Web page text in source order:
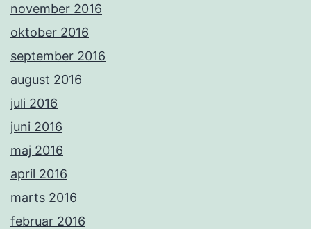
november 2016
oktober 2016
september 2016
august 2016
juli 2016
juni 2016
maj 2016
april 2016
marts 2016
februar 2016